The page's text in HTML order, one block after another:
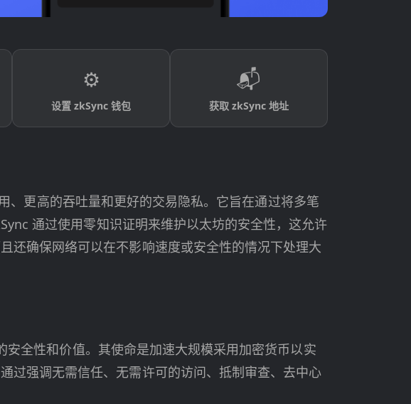
⚙️
设置 zkSync 钱包
📬
获取 zkSync 地址
、更高的吞吐量和更好的交易隐私。它旨在通过将多笔
通过使用零知识证明来维护以太坊的安全性，这允许
还确保网络可以在不影响速度或安全性的情况下处理大
全性和价值。其使命是加速大规模采用加密货币以实
过强调无需信任、无需许可的访问、抵制审查、去中心